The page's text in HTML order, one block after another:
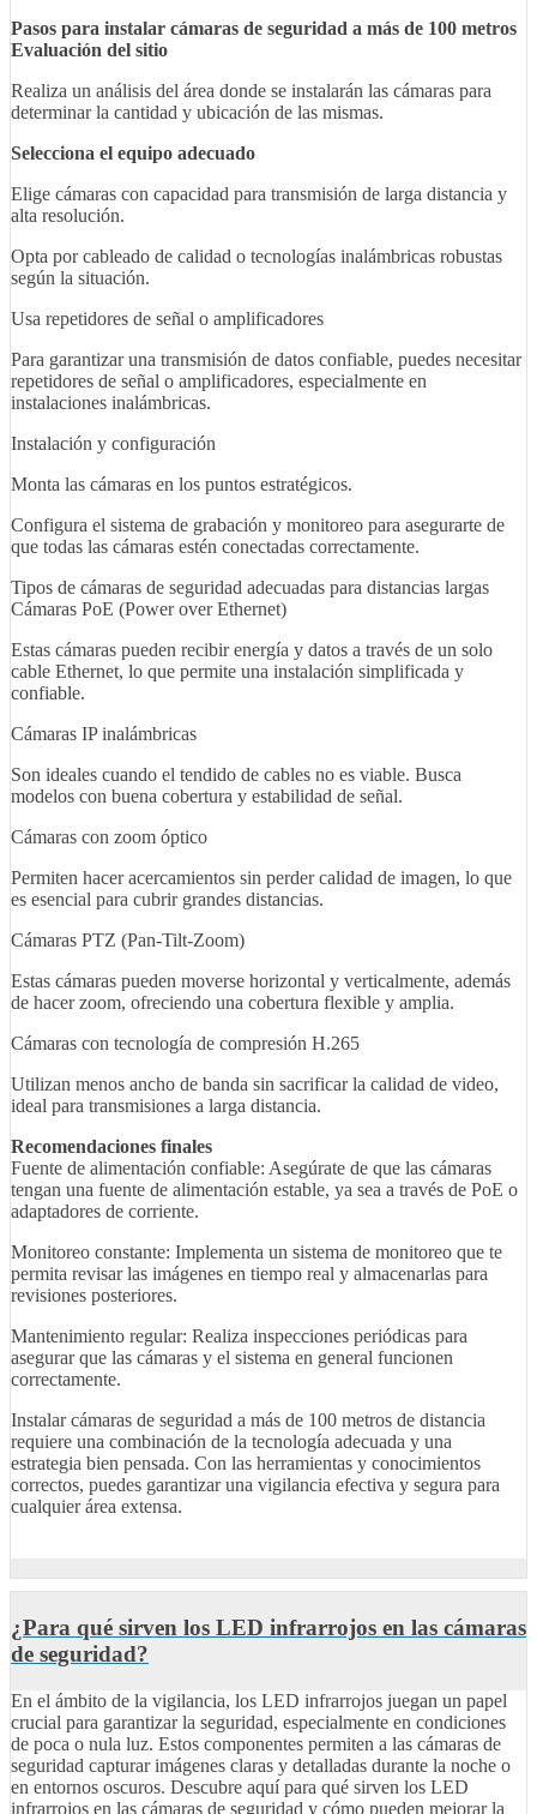
Pasos para instalar cámaras de seguridad a más de 100 metros
Evaluación del sitio
Realiza un análisis del área donde se instalarán las cámaras para
determinar la cantidad y ubicación de las mismas.
Selecciona el equipo adecuado
Elige cámaras con capacidad para transmisión de larga distancia y
alta resolución.
Opta por cableado de calidad o tecnologías inalámbricas robustas
según la situación.
Usa repetidores de señal o amplificadores
Para garantizar una transmisión de datos confiable, puedes necesitar
repetidores de señal o amplificadores, especialmente en
instalaciones inalámbricas.
Instalación y configuración
Monta las cámaras en los puntos estratégicos.
Configura el sistema de grabación y monitoreo para asegurarte de
que todas las cámaras estén conectadas correctamente.
Tipos de cámaras de seguridad adecuadas para distancias largas
Cámaras PoE (Power over Ethernet)
Estas cámaras pueden recibir energía y datos a través de un solo
cable Ethernet, lo que permite una instalación simplificada y
confiable.
Cámaras IP inalámbricas
Son ideales cuando el tendido de cables no es viable. Busca
modelos con buena cobertura y estabilidad de señal.
Cámaras con zoom óptico
Permiten hacer acercamientos sin perder calidad de imagen, lo que
es esencial para cubrir grandes distancias.
Cámaras PTZ (Pan-Tilt-Zoom)
Estas cámaras pueden moverse horizontal y verticalmente, además
de hacer zoom, ofreciendo una cobertura flexible y amplia.
Cámaras con tecnología de compresión H.265
Utilizan menos ancho de banda sin sacrificar la calidad de video,
ideal para transmisiones a larga distancia.
Recomendaciones finales
Fuente de alimentación confiable: Asegúrate de que las cámaras
tengan una fuente de alimentación estable, ya sea a través de PoE o
adaptadores de corriente.
Monitoreo constante: Implementa un sistema de monitoreo que te
permita revisar las imágenes en tiempo real y almacenarlas para
revisiones posteriores.
Mantenimiento regular: Realiza inspecciones periódicas para
asegurar que las cámaras y el sistema en general funcionen
correctamente.
Instalar cámaras de seguridad a más de 100 metros de distancia
requiere una combinación de la tecnología adecuada y una
estrategia bien pensada. Con las herramientas y conocimientos
correctos, puedes garantizar una vigilancia efectiva y segura para
cualquier área extensa.
¿Para qué sirven los LED infrarrojos en las cámaras
de seguridad?
En el ámbito de la vigilancia, los LED infrarrojos juegan un papel
crucial para garantizar la seguridad, especialmente en condiciones
de poca o nula luz. Estos componentes permiten a las cámaras de
seguridad capturar imágenes claras y detalladas durante la noche o
en entornos oscuros. Descubre aquí para qué sirven los LED
infrarrojos en las cámaras de seguridad y cómo pueden mejorar la